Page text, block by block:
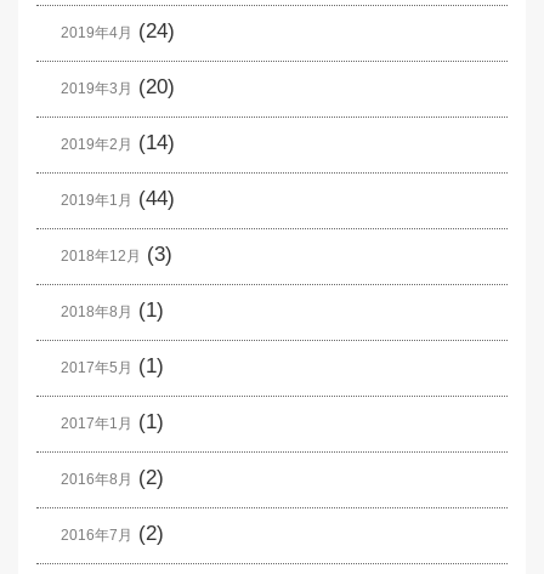
2019年4月 (24)
2019年3月 (20)
2019年2月 (14)
2019年1月 (44)
2018年12月 (3)
2018年8月 (1)
2017年5月 (1)
2017年1月 (1)
2016年8月 (2)
2016年7月 (2)